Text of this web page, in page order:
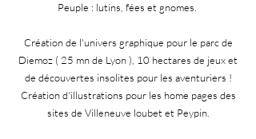
Peuple : lutins, fées et gnomes.
Création de l'univers graphique pour le parc de
Diemoz ( 25 mn de Lyon ), 10 hectares de jeux et
de découvertes insolites pour les aventuriers !
Création d'illustrations pour les home pages des
sites de Villeneuve loubet et Peypin.